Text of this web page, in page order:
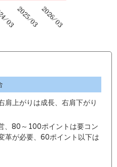
肩上がりは成長、右肩下がり
、80～100ポイントは要コン
革が必要、60ポイント以下は